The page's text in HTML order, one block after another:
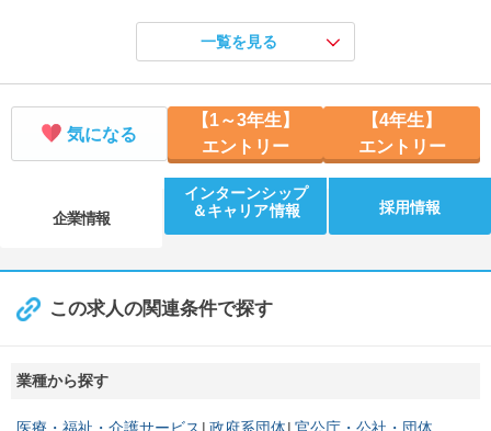
【WEB/1day】ご利用者様の悩み相談を聞く疑似体験
【開催地／開催日時】 オンライン：8/19 15:00、9/15 15:00
カメラOFF・耳だけ参加OK！福祉のリアルをのぞき見40分
【開催地／開催日時】 オンライン：9/11 16:30、9/16 12:00、9/2
4 12:00、10/1 16:30
一覧を見る
気になる
【1～3年生】
エントリー
【4年生】
エントリー
企業情報
インターンシップ
＆キャリア情報
採用情報
この求人の関連条件で探す
業種から探す
医療・福祉・介護サービス 政府系団体 官公庁・公社・団体